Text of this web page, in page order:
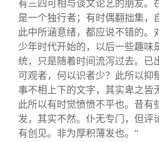
有三四可相与谈文论艺的朋友。
是一个独行者；有时偶翻拙集，
此中所涵意绪，都应说不错的。
少年时代开始的，以后一些趣味
统，只是随着时间流泻过去。已
可观者，何以识者少？此所以抑
事不相上下的文字，其实卑之皆
此所以有时觉愤愤不平也。昔有
发，其实不然。仆无专门，但评
有创见。非为厚积薄发也。”